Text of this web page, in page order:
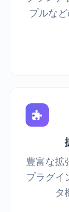
プルな
豊富な拡
プラグイ
タ